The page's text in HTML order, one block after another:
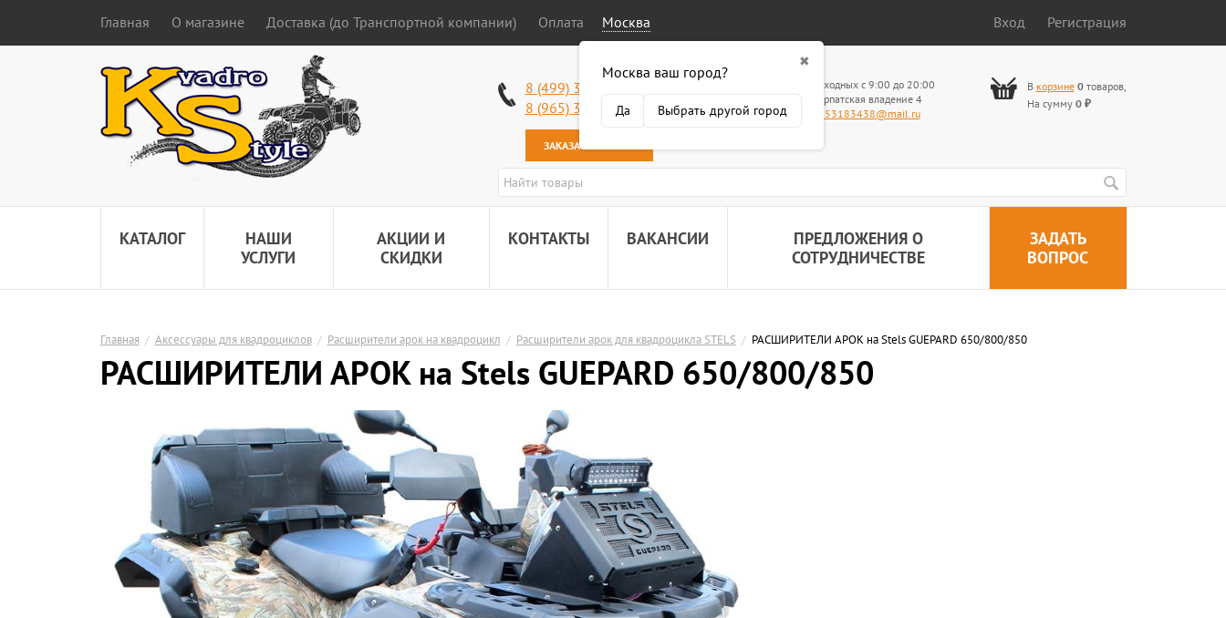
Главная О магазине Доставка (до Транспортной компании) Оплата Москва
✖
Москва ваш город?
Да Выбрать другой город
Вход Регистрация
8 (499) 340-63-51
8 (965) 318-34-38
ЗАКАЗАТЬ ЗВОНОК
Работаем без выходных с 9:00 до 20:00
Самовывоз: 2 Карпатская владение 4
Наша почта:
89653183438@mail.ru
В корзине 0товаров,
На сумму 0 ₽
КАТАЛОГ
НАШИ
УСЛУГИ
АКЦИИ И
СКИДКИ
КОНТАКТЫ ВАКАНСИИ
ПРЕДЛОЖЕНИЯ О
СОТРУДНИЧЕСТВЕ
ЗАДАТЬ
ВОПРОС
Главная / Аксессуары для квадроциклов / Расширители арок на квадроцикл / Расширители арок для квадроцикла STELS / РАСШИРИТЕЛИ АРОК на Stels GUEPARD 650/800/850
РАСШИРИТЕЛИ АРОК на Stels GUEPARD 650/800/850